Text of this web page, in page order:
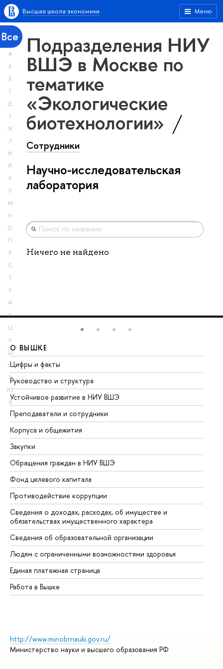
Меню
Высшая школа экономики
Все
А
Б
В
Г
Д
Е
Ж
З
И
Й
К
Л
М
Н
О
П
Р
С
Т
У
Ф
Х
Ц
Ч
Ш
Щ
Э
Ю
Я
Подразделения НИУ
ВШЭ в Москве по
тематике
«Экологические
биотехнологии»
Сотрудники
Научно-исследовательская
лаборатория
Ничего не найдено
О ВЫШКЕ
Цифры и факты
Руководство и структура
Устойчивое развитие в НИУ ВШЭ
Преподаватели и сотрудники
Корпуса и общежития
Закупки
Обращения граждан в НИУ ВШЭ
Фонд целевого капитала
Противодействие коррупции
Сведения о доходах, расходах, об имуществе и
обязательствах имущественного характера
Сведения об образовательной организации
Людям с ограниченными возможностями здоровья
Единая платежная страница
Работа в Вышке
http://www.minobrnauki.gov.ru/
Министерство науки и высшего образования РФ